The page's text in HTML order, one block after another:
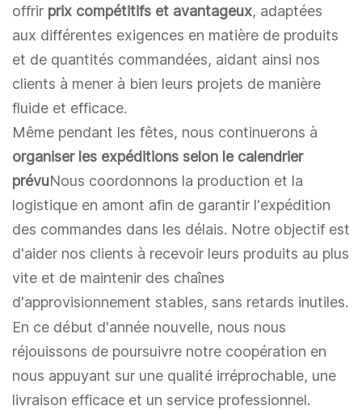
offrir prix compétitifs et avantageux, adaptées
aux différentes exigences en matière de produits
et de quantités commandées, aidant ainsi nos
clients à mener à bien leurs projets de manière
fluide et efficace.
Même pendant les fêtes, nous continuerons à
organiser les expéditions selon le calendrier
prévuNous coordonnons la production et la
logistique en amont afin de garantir l'expédition
des commandes dans les délais. Notre objectif est
d'aider nos clients à recevoir leurs produits au plus
vite et de maintenir des chaînes
d'approvisionnement stables, sans retards inutiles.
En ce début d'année nouvelle, nous nous
réjouissons de poursuivre notre coopération en
nous appuyant sur une qualité irréprochable, une
livraison efficace et un service professionnel.